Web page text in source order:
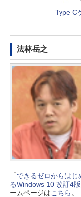
Type C
法林岳之
「できるゼロからはじ
るWindows 10 改訂4版
ームページはこちら 。